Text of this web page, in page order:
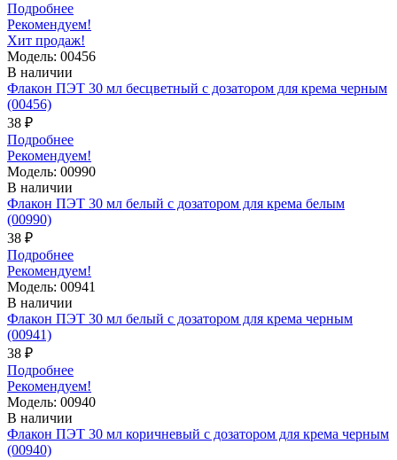
Подробнее
Рекомендуем!
Хит продаж!
Модель: 00456
В наличии
Флакон ПЭТ 30 мл бесцветный с дозатором для крема черным
(00456)
38 ₽
Подробнее
Рекомендуем!
Модель: 00990
В наличии
Флакон ПЭТ 30 мл белый с дозатором для крема белым
(00990)
38 ₽
Подробнее
Рекомендуем!
Модель: 00941
В наличии
Флакон ПЭТ 30 мл белый с дозатором для крема черным
(00941)
38 ₽
Подробнее
Рекомендуем!
Модель: 00940
В наличии
Флакон ПЭТ 30 мл коричневый с дозатором для крема черным
(00940)